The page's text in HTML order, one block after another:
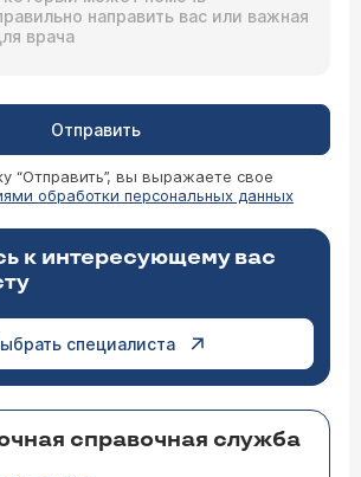
Отправить
“Отправить”, вы выражаете свое
обработки персональных данных
к интересующему вас
специалиста
справочная служба